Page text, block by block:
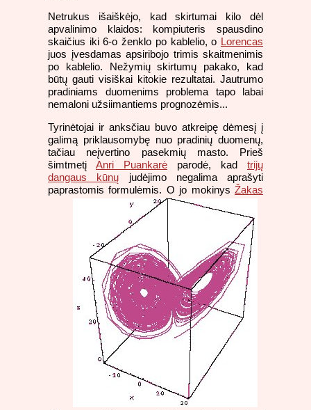
Netrukus išaiškėjo, kad skirtumai kilo dėl
apvalinimo klaidos: kompiuteris spausdino
skaičius iki 6-o ženklo po kablelio, o Lorencas
juos įvesdamas apsiribojo trimis skaitmenimis
po kablelio. Nežymių skirtumų pakako, kad
būtų gauti visiškai kitokie rezultatai. Jautrumo
pradiniams duomenims problema tapo labai
nemaloni užsiimantiems prognozėmis...
Tyrinėtojai ir anksčiau buvo atkreipę dėmesį į
galimą priklausomybę nuo pradinių duomenų,
tačiau neįvertino pasekmių masto. Prieš
šimtmetį Anri Puankarė parodė, kad trijų
dangaus kūnų judėjimo negalima aprašyti
paprastomis formulėmis. O jo mokinysŽakas